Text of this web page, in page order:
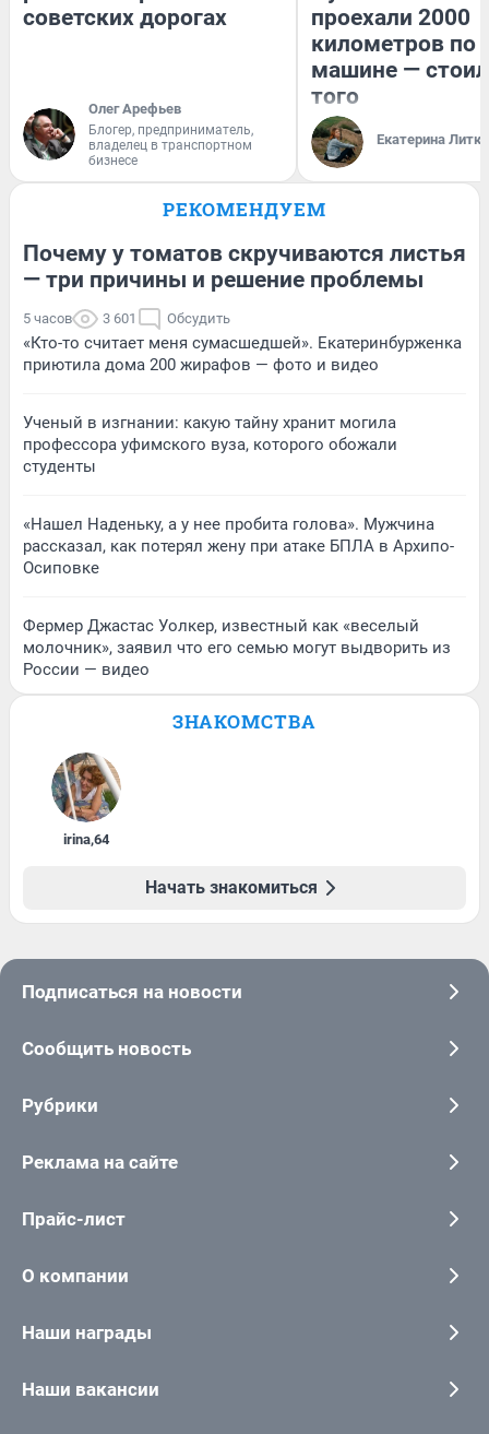
советских дорогах
Олег Арефьев
Блогер, предприниматель,
владелец в транспортном
бизнесе
проехали 2000
километров по
машине —
того
Екатерина
РЕКОМЕНДУЕМ
Почему у томатов скручиваются листья
— три причины и решение проблемы
5 часов 3 601 Обсудить
«Кто-то считает меня сумасшедшей». Екатеринбурженка
приютила дома 200 жирафов — фото и видео
Ученый в изгнании: какую тайну хранит могила
профессора уфимского вуза, которого обожали
студенты
«Нашел Наденьку, а у нее пробита голова». Мужчина
рассказал, как потерял жену при атаке БПЛА в Архипо-
Осиповке
Фермер Джастас Уолкер, известный как «веселый
молочник», заявил что его семью могут выдворить из
России — видео
ЗНАКОМСТВА
irina,64
Начать знакомиться
Подписаться на новости
Сообщить новость
Рубрики
Реклама на сайте
Прайс-лист
О компании
Наши награды
Наши вакансии